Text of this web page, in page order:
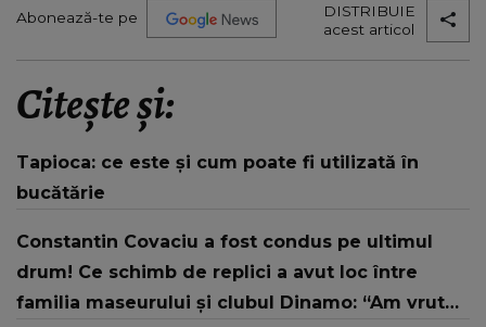
Abonează-te pe
DISTRIBUIE
acest articol
Citește și:
Tapioca: ce este și cum poate fi utilizată în
bucătărie
Constantin Covaciu a fost condus pe ultimul
drum! Ce schimb de replici a avut loc între
familia maseurului și clubul Dinamo: “Am vrut